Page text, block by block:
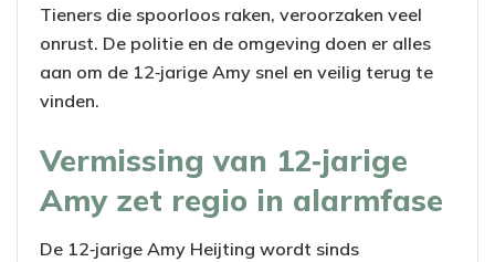
Tieners die spoorloos raken, veroorzaken veel
onrust. De politie en de omgeving doen er alles
aan om de 12‑jarige Amy snel en veilig terug te
vinden.
Vermissing van 12‑jarige
Amy zet regio in alarmfase
De 12‑jarige Amy Heijting wordt sinds